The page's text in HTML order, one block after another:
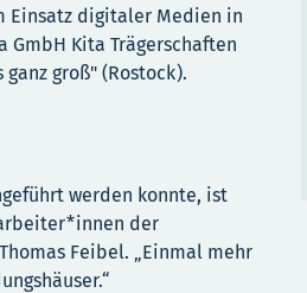
Einsatz digitaler Medien in
GmbH Kita Trägerschaften
groß" (Rostock).
werden konnte, ist
der
Feibel. „Einmal mehr